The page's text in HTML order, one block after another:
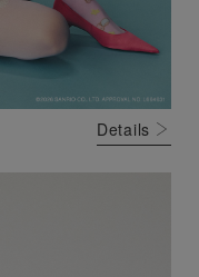
Details